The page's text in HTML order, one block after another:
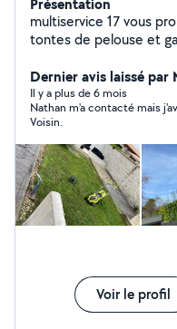
multiservice 17 vous
tontes de pelouse et
également de la
chantier
Dernier avis laissé par
Il y a plus de 6 mois
Nathan m'a contacté mais
Voisin.
Voir le profil